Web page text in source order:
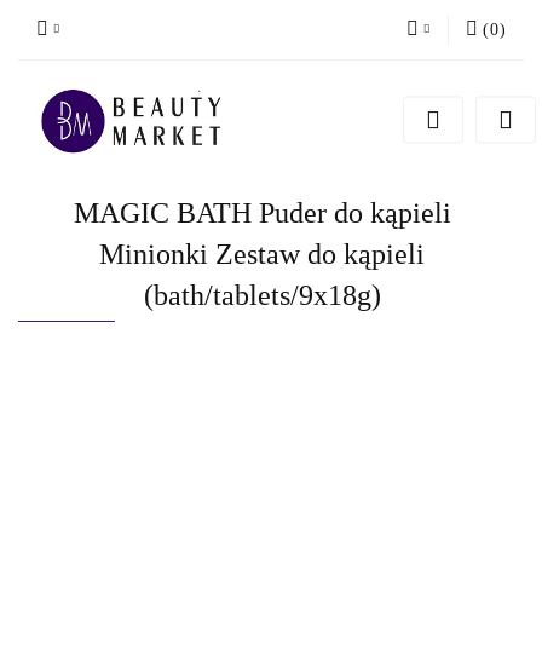
Zarejestruj się
(0)
MAGIC BATH Puder do kąpieli
Minionki Zestaw do kąpieli
(bath/tablets/9x18g)